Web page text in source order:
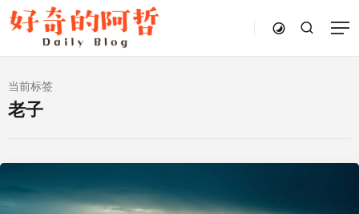
当前标签
老子